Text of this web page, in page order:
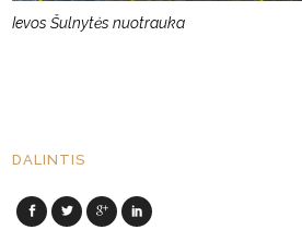
Ievos Šulnytės nuotrauka
DALINTIS